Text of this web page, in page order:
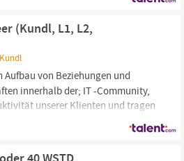
Das vertrauen wir dir an
(Kundl, L1, L2,
Aufbau von Beziehungen und
innerhalb der; IT -Community,
unserer Klienten und tragen
Unternehmen bei. Wir suchen
Persönlichkeiten,